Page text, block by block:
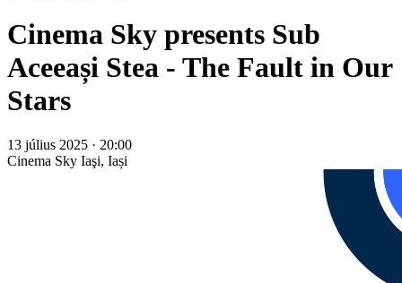
Cinema Sky presents Sub
Aceeași Stea - The Fault in Our
Stars
13 július 2025 · 20:00
Cinema Sky Iaşi, Iași